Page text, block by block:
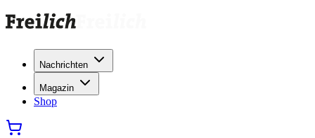
Nachrichten
Magazin
Shop